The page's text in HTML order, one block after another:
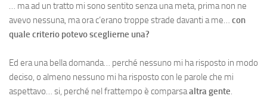
… ma ad un tratto mi sono sentito senza una meta, prima non ne
avevo nessuna, ma ora c’erano troppe strade davanti a me… con
quale criterio potevo sceglierne una?
Ed era una bella domanda… perché nessuno mi ha risposto in modo
deciso, o almeno nessuno mi ha risposto con le parole che mi
aspettavo… si, perché nel frattempo è comparsaaltra gente.